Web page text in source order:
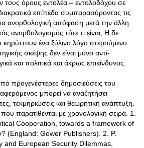
τους όρους εντολέα – εντολοδόχου σε
επίπεδα συμπαρασύροντας τις
ανορθολογική απόφαση μετά την άλλη.
ανορθολογισμός τότε τι είναι; Η δε
ένα ξύλινο λόγο στερούμενο
σκέψης δεν είναι μόνο αντί-
και πολιτικά και άκρως επικίνδυνος.
προγενέστερες δημοσιεύσεις του
μπορεί να αναζητήσει
τεκμηριώσεις και θεωρητική ανάπτυξη.
παρατίθενται με χρονολογική σειρά. 1.
Cooperation, towards a framework of
(England: Gower Publishers). 2. P.
and European Security Dilemmas,